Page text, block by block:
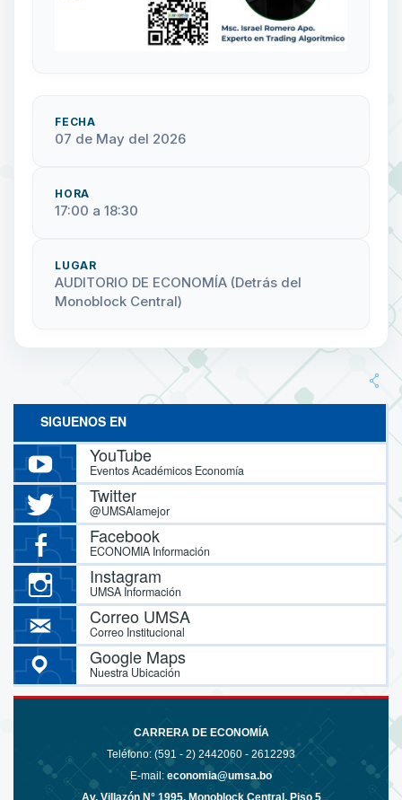
FECHA
07 de May del 2026
HORA
17:00 a 18:30
LUGAR
AUDITORIO DE ECONOMÍA (Detrás del
Monoblock Central)
SIGUENOS EN
YouTube
Eventos Académicos Economía
Twitter
@UMSAlamejor
Facebook
ECONOMIA Información
Instagram
UMSA Información
Correo UMSA
Correo Institucional
Google Maps
Nuestra Ubicación
CARRERA DE ECONOMÍA
Teléfono: (591 - 2) 2442060 - 2612293
E-mail: economia@umsa.bo
Av. Villazón N° 1995, Monoblock Central, Piso 5